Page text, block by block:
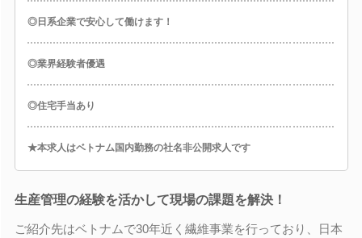
◎日系企業で安心して働けます！
◎業界経験者優遇
◎住宅手当あり
★本求人はベトナム国内勤務の社名非公開求人です
生産管理の経験を活かして現場の課題を解決！
ご紹介先はベトナムで30年近く繊維事業を行っており、日本